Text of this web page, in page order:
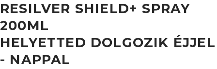
RESILVER SHIELD+ SPRAY
200ML
HELYETTED DOLGOZIK ÉJJEL
- NAPPAL